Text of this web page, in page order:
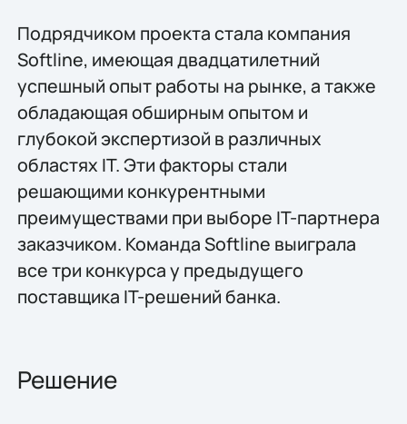
Подрядчиком проекта стала компания
Softline, имеющая двадцатилетний
успешный опыт работы на рынке, а также
обладающая обширным опытом и
глубокой экспертизой в различных
областях IT. Эти факторы стали
решающими конкурентными
преимуществами при выборе IT-партнера
заказчиком. Команда Softline выиграла
все три конкурса у предыдущего
поставщика IT-решений банка.
Решение